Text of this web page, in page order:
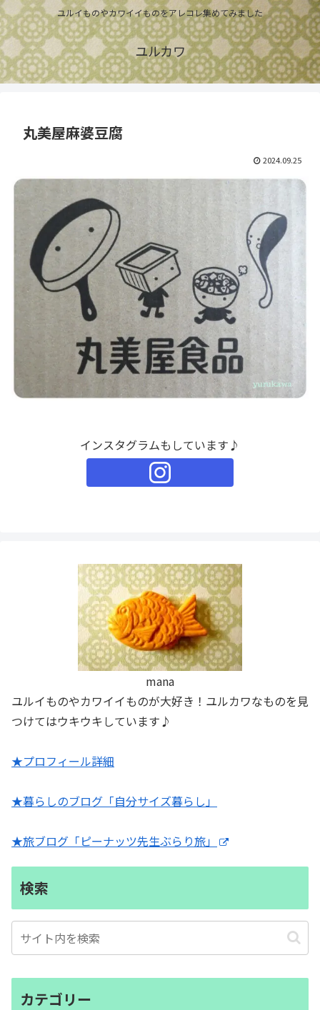
ユルイものやカワイイものをアレコレ集めてみました
ユルカワ
丸美屋麻婆豆腐
2024.09.25
インスタグラムもしています♪
mana
ユルイものやカワイイものが大好き！ユルカワなものを見
つけてはウキウキしています♪
★プロフィール詳細
★暮らしのブログ「自分サイズ暮らし」
★旅ブログ「ピーナッツ先生ぶらり旅」
検索
カテゴリー